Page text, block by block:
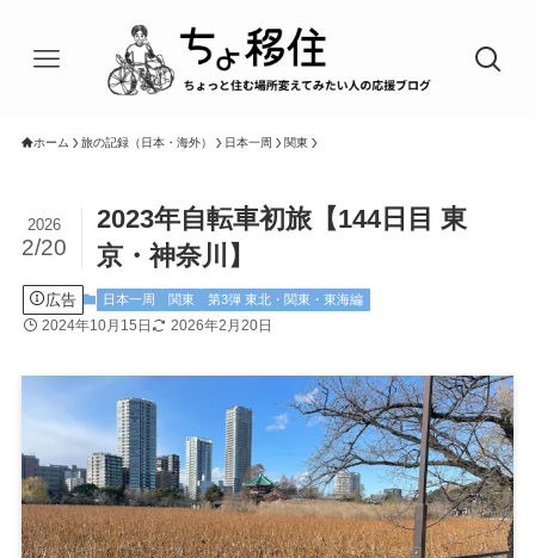
ホーム 旅の記録（日本・海外） 日本一周 関東
2023年自転車初旅【144日目 東
京・神奈川】
2026
2/20
広告 日本一周 関東 第3弾 東北・関東・東海編
2024年10月15日 2026年2月20日